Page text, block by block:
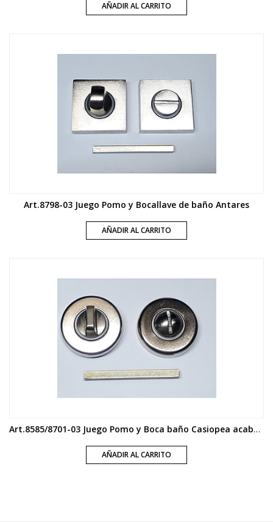
AÑADIR AL CARRITO
Art.8798-03 Juego Pomo y Bocallave de baño Antares
AÑADIR AL CARRITO
Art.8585/8701-03 Juego Pomo y Boca baño Casiopea acabado inox
AÑADIR AL CARRITO